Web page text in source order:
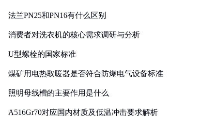
法兰PN25和PN16有什么区别
消费者对洗衣机的核心需求调研与分析
U型螺栓的国家标准
煤矿用电热取暖器是否符合防爆电气设备标准
照明母线槽的主要作用是什么
A516Gr70对应国内材质及低温冲击要求解析